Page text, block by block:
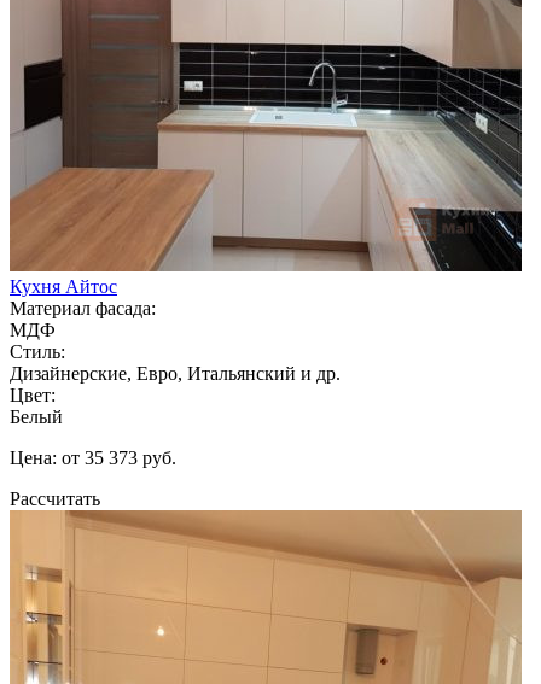
Кухня Айтос
Материал фасада:
МДФ
Стиль:
Дизайнерские, Евро, Итальянский и др.
Цвет:
Белый
Цена: от 35 373 руб.
Рассчитать